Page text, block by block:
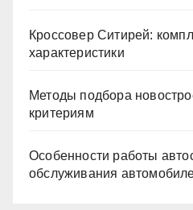
Кроссовер Ситирей:
характеристики
Методы подбора
критериям
Особенности работы
обслуживания